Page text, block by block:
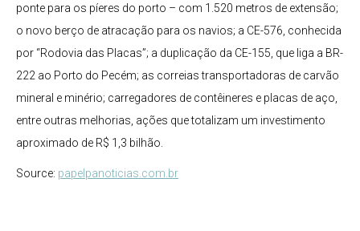
ponte para os píeres do porto – com 1.520 metros de extensão;
o novo berço de atracação para os navios; a CE-576, conhecida
por “Rodovia das Placas”; a duplicação da CE-155, que liga a BR-
222 ao Porto do Pecém; as correias transportadoras de carvão
mineral e minério; carregadores de contêineres e placas de aço,
entre outras melhorias, ações que totalizam um investimento
aproximado de R$ 1,3 bilhão.
Source: papelpanoticias.com.br